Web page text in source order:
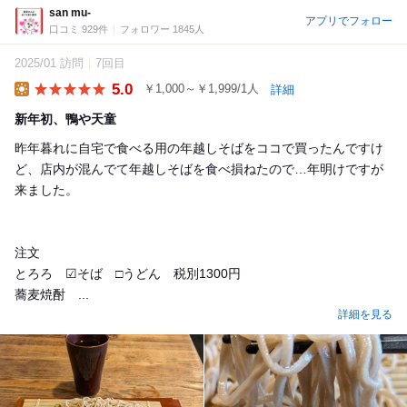
san mu-
口コミ 929件 フォロワー 1845人
アプリでフォロー
2025/01 訪問 7回目
5.0 ￥1,000～￥1,999/1人 詳細
新年初、鴨や天童
昨年暮れに自宅で食べる用の年越しそばをココで買ったんですけ
ど、店内が混んでて年越しそばを食べ損ねたので…年明けですが
来ました。
注文
とろろ ☑そば □うどん 税別1300円
蕎麦焼酎 ...
詳細を見る